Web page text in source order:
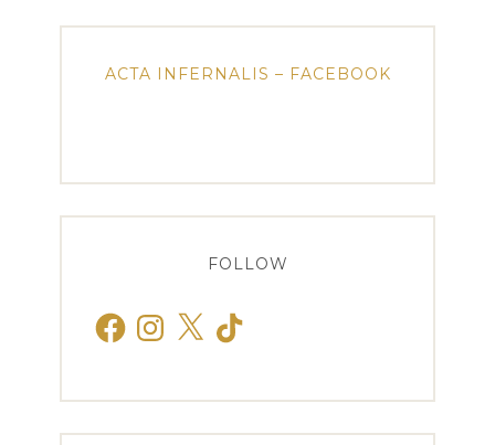
ACTA INFERNALIS – FACEBOOK
FOLLOW
FacebookInstagram
X TikTok